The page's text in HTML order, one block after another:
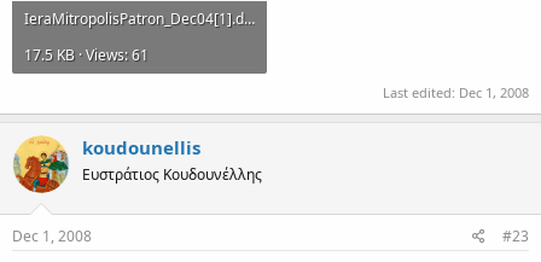
IeraMitropolisPatron_Dec04[1].doc
17.5 KB · Views: 61
Last edited: Dec 1, 2008
koudounellis
Ευστράτιος Κουδουνέλλης
Dec 1, 2008 #23